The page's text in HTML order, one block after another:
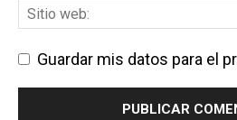
Guardar mis datos para el